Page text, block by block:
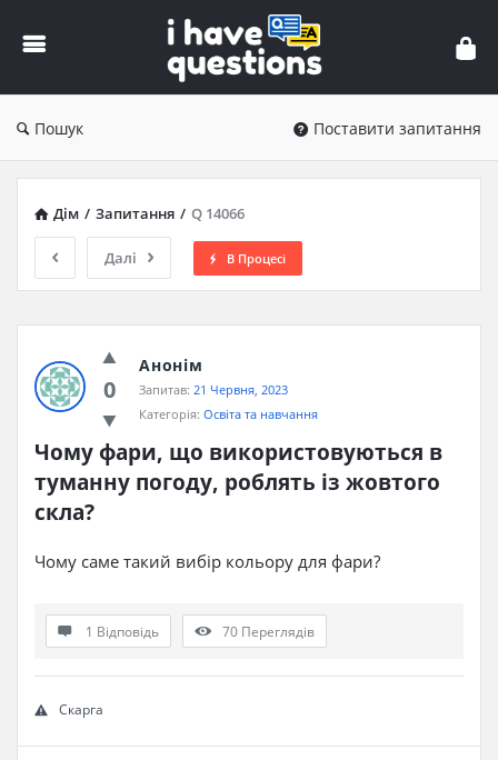
iHaveQuestions
Пошук Поставити запитання
Дім / Запитання / Q 14066
Далі В Процесі
0
Анонім
Запитав: 21 Червня, 2023
Категорія: Освіта та навчання
Чому фари, що використовуються в
туманну погоду, роблять із жовтого
скла?
Чому саме такий вибір кольору для фари?
1 Відповідь 70 Переглядів
Скарга